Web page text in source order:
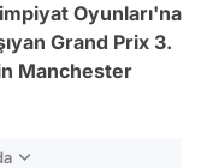
Oyunları'na
Grand Prix 3.
Manchester